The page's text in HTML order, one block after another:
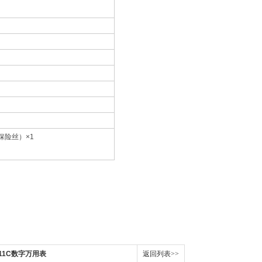
险丝）×1
数字万用表 返回列表>>